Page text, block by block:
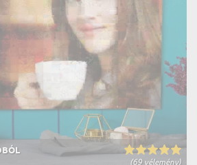
(69 vélemény)